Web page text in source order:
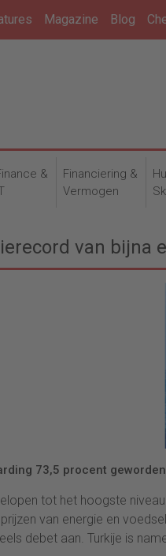
Magazine Blog
&
Financiering &
Vermogen
van bijna
73,5 procent
tot het hoogste
van energie en
debet aan. Turkije is